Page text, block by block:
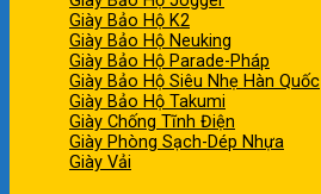
Giày Bảo Hộ K2
Giày Bảo Hộ Neuking
Giày Bảo Hộ Parade-Pháp
Giày Bảo Hộ Siêu Nhẹ Hàn Quốc
Giày Bảo Hộ Takumi
Giày Chống Tĩnh Điện
Giày Phòng Sạch-Dép Nhựa
Giày Vải